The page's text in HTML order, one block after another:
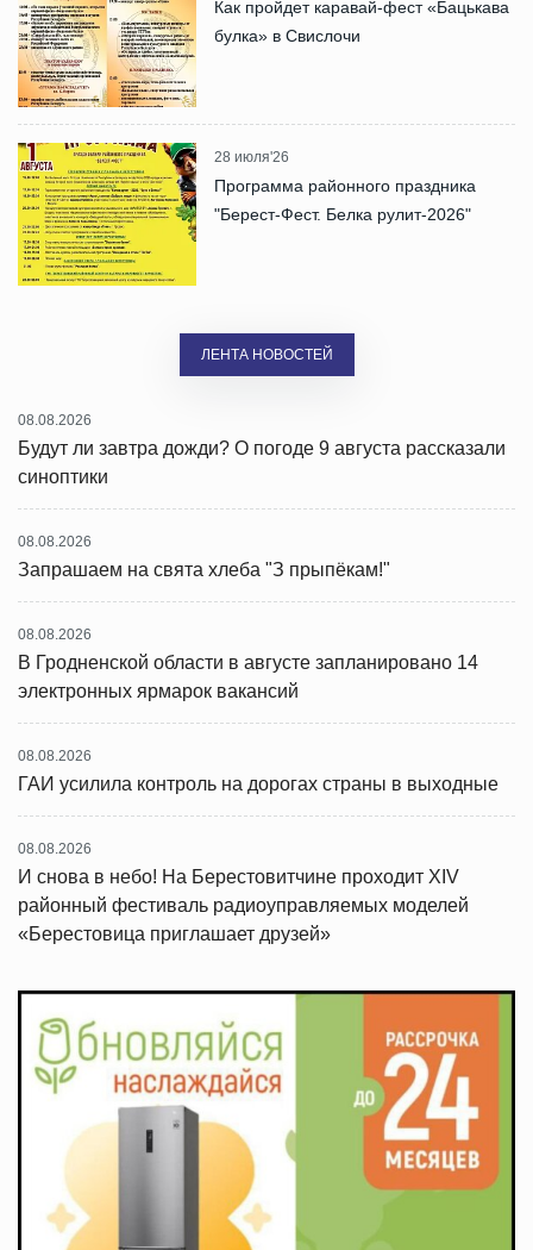
Как пройдет каравай-фест «Бацькава
булка» в Свислочи
28 июля'26
Программа районного праздника
"Берест-Фест. Белка рулит-2026"
ЛЕНТА НОВОСТЕЙ
08.08.2026
Будут ли завтра дожди? О погоде 9 августа рассказали
синоптики
08.08.2026
Запрашаем на свята хлеба "З прыпёкам!"
08.08.2026
В Гродненской области в августе запланировано 14
электронных ярмарок вакансий
08.08.2026
ГАИ усилила контроль на дорогах страны в выходные
08.08.2026
И снова в небо! На Берестовитчине проходит XIV
районный фестиваль радиоуправляемых моделей
«Берестовица приглашает друзей»